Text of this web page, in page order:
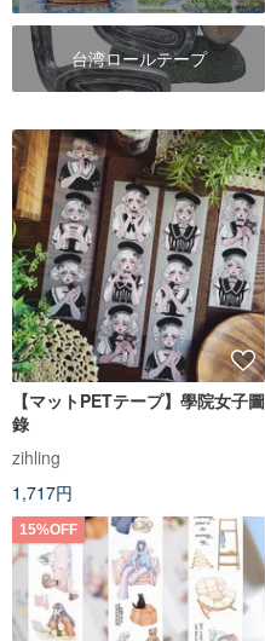
台湾ロールテープ
【マットPETテープ】學院女子圖
錄
zihling
1,717円
15%OFF